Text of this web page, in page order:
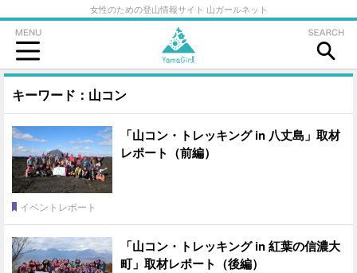
女性のための登山情報サイト 山ガールネット
キーワード：山コン
「山コン・トレッキング in 八丈島」取材
レポート（前編）
イベントレポート
「山コン・トレッキング in 紅葉の信濃大
町」取材レポート（後編）